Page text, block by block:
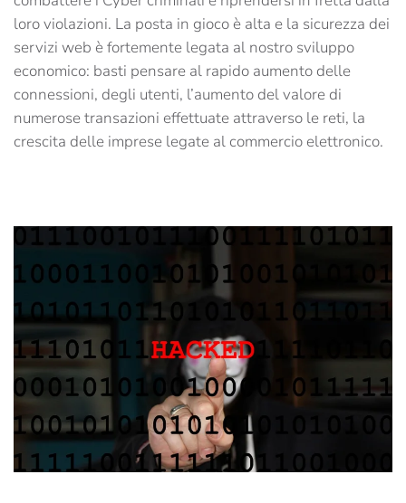
loro violazioni. La posta in gioco è alta e la sicurezza dei
servizi web è fortemente legata al nostro sviluppo
economico: basti pensare al rapido aumento delle
connessioni, degli utenti, l’aumento del valore di
numerose transazioni effettuate attraverso le reti, la
crescita delle imprese legate al commercio elettronico.